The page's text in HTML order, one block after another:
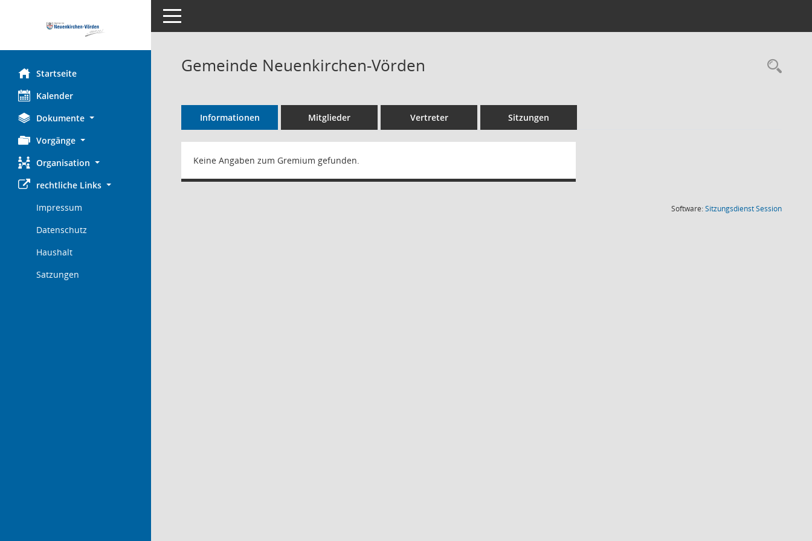
Startseite
Kalender
Dokumente
Vorgänge
Organisation
rechtliche Links
Impressum
Datenschutz
Haushalt
Satzungen
Toggle navigation
Gemeinde Neuenkirchen-Vörden
Informationen Mitglieder Vertreter Sitzungen
Keine Angaben zum Gremium gefunden.
Software:SitzungsdienstSession(Wird in